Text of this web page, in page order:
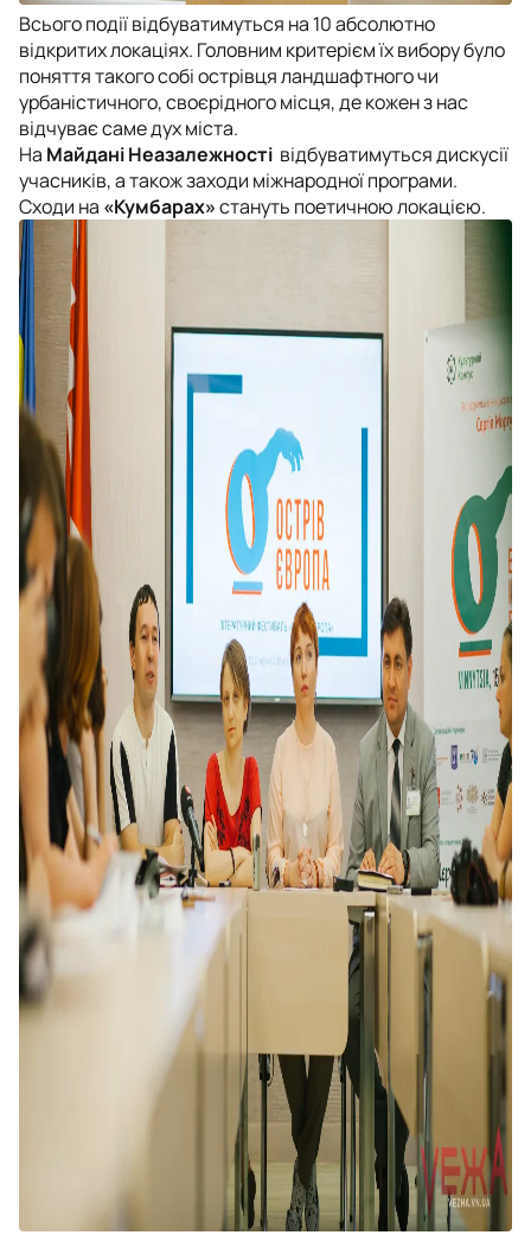
Всього події відбуватимуться на 10 абсолютно
відкритих локаціях. Головним критерієм їх вибору було
поняття такого собі острівця ландшафтного чи
урбаністичного, своєрідного місця, де кожен з нас
відчуває саме дух міста.
На Майдані Неазалежності відбуватимуться дискусії
учасників, а також заходи міжнародної програми.
Сходи на «Кумбарах»стануть поетичною локацією.